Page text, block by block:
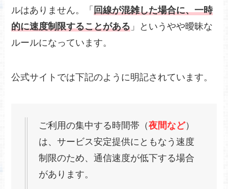
ルはありません。「回線が混雑した場合に、一時
的に速度制限することがある 」というやや曖昧な
ルールになっています。
公式サイトでは下記のように明記されています。
ご利用の集中する時間帯（夜間など）
は、サービス安定提供にともなう速度
制限のため、通信速度が低下する場合
があります。